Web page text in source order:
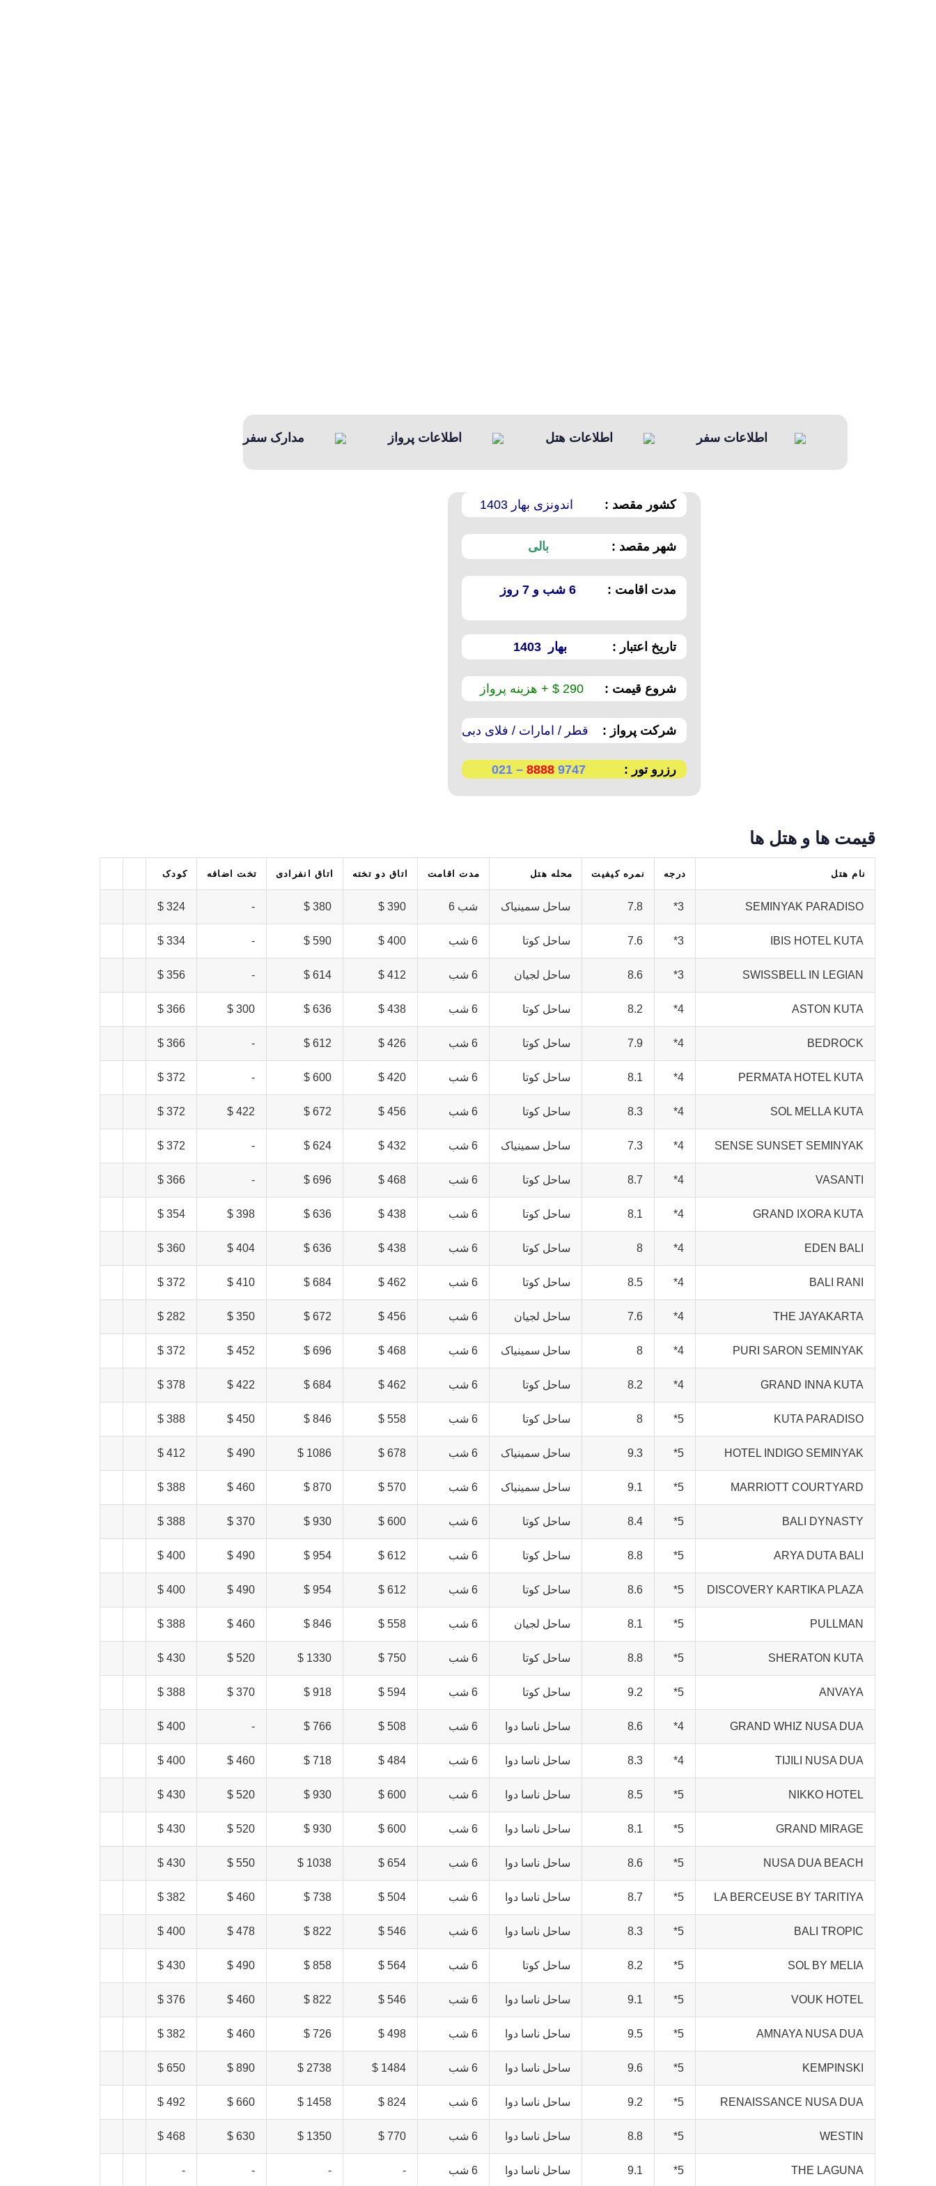
اطلاعات سفر اطلاعات هتل اطلاعات پرواز مدارک سفر
کشور مقصد : اندونزی بهار 1403
شهر مقصد : بالی
مدت اقامت : 6 شب و 7 روز
تاریخ اعتبار : بهار 1403
شروع قیمت : 290 $ + هزینه پرواز
شرکت پرواز : قطر / امارات / فلای دبی
رزرو تور : 9747
8888
– 021
قیمت ها و هتل ها
نام هتل درجه نمره کیفیت محله هتل مدت اقامت اتاق دو تخته اتاق انفرادی تخت اضافه کودک
SEMINYAK PARADISO
3*
7.8 ساحل سمینیاک شب 6 390 $
380 $
-
324 $
IBIS HOTEL KUTA
3*
7.6 ساحل کوتا 6 شب 400 $
590 $
-
334 $
SWISSBELL IN LEGIAN
3*
8.6 ساحل لجیان 6 شب 412 $
614 $
-
356 $
ASTON KUTA
4*
8.2 ساحل کوتا 6 شب 438 $
636 $
300 $
366 $
BEDROCK
4*
7.9 ساحل کوتا 6 شب 426 $
612 $
-
366 $
PERMATA HOTEL KUTA
4*
8.1 ساحل کوتا 6 شب 420 $
600 $
-
372 $
SOL MELLA KUTA
4*
8.3 ساحل کوتا 6 شب 456 $
672 $
422 $
372 $
SENSE SUNSET SEMINYAK
4*
7.3 ساحل سمینیاک 6 شب 432 $
624 $
-
372 $
VASANTI
4*
8.7 ساحل کوتا 6 شب 468 $
696 $
-
366 $
GRAND IXORA KUTA
4*
8.1 ساحل کوتا 6 شب 438 $
636 $
398 $
354 $
EDEN BALI
4*
8 ساحل کوتا 6 شب 438 $
636 $
404 $
360 $
BALI RANI
4*
8.5 ساحل کوتا 6 شب 462 $
684 $
410 $
372 $
THE JAYAKARTA
4*
7.6 ساحل لجیان 6 شب 456 $
672 $
350 $
282 $
PURI SARON SEMINYAK
4*
8 ساحل سمینیاک 6 شب 468 $
696 $
452 $
372 $
GRAND INNA KUTA
4*
8.2 ساحل کوتا 6 شب 462 $
684 $
422 $
378 $
KUTA PARADISO
5*
8 ساحل کوتا 6 شب 558 $
846 $
450 $
388 $
HOTEL INDIGO SEMINYAK
5*
9.3 ساحل سمینیاک 6 شب 678 $
1086 $
490 $
412 $
MARRIOTT COURTYARD
5*
9.1 ساحل سمینیاک 6 شب 570 $
870 $
460 $
388 $
BALI DYNASTY
5*
8.4 ساحل کوتا 6 شب 600 $
930 $
370 $
388 $
ARYA DUTA BALI
5*
8.8 ساحل کوتا 6 شب 612 $
954 $
490 $
400 $
DISCOVERY KARTIKA PLAZA
5*
8.6 ساحل کوتا 6 شب 612 $
954 $
490 $
400 $
PULLMAN
5*
8.1 ساحل لجیان 6 شب 558 $
846 $
460 $
388 $
SHERATON KUTA
5*
8.8 ساحل کوتا 6 شب 750 $
1330 $
520 $
430 $
ANVAYA
5*
9.2 ساحل کوتا 6 شب 594 $
918 $
370 $
388 $
GRAND WHIZ NUSA DUA
4*
8.6 ساحل ناسا دوا 6 شب 508 $
766 $
-
400 $
TIJILI NUSA DUA
4*
8.3 ساحل ناسا دوا 6 شب 484 $
718 $
460 $
400 $
NIKKO HOTEL
5*
8.5 ساحل ناسا دوا 6 شب 600 $
930 $
520 $
430 $
GRAND MIRAGE
5*
8.1 ساحل ناسا دوا 6 شب 600 $
930 $
520 $
430 $
NUSA DUA BEACH
5*
8.6 ساحل ناسا دوا 6 شب 654 $
1038 $
550 $
430 $
LA BERCEUSE BY TARITIYA
5*
8.7 ساحل ناسا دوا 6 شب 504 $
738 $
460 $
382 $
BALI TROPIC
5*
8.3 ساحل ناسا دوا 6 شب 546 $
822 $
478 $
400 $
SOL BY MELIA
5*
8.2 ساحل کوتا 6 شب 564 $
858 $
490 $
430 $
VOUK HOTEL
5*
9.1 ساحل ناسا دوا 6 شب 546 $
822 $
460 $
376 $
AMNAYA NUSA DUA
5*
9.5 ساحل ناسا دوا 6 شب 498 $
726 $
460 $
382 $
KEMPINSKI
5*
9.6 ساحل ناسا دوا 6 شب 1484 $
2738 $
890 $
650 $
RENAISSANCE NUSA DUA
5*
9.2 ساحل ناسا دوا 6 شب 824 $
1458 $
660 $
492 $
WESTIN
5*
8.8 ساحل ناسا دوا 6 شب 770 $
1350 $
630 $
468 $
THE LAGUNA
5*
9.1 ساحل ناسا دوا 6 شب -
-
-
-